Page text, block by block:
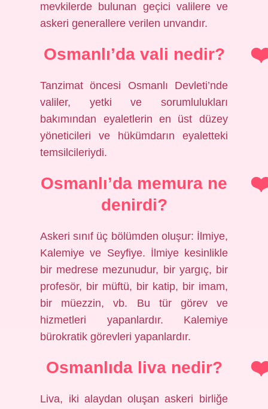
mevkilerde bulunan geçici valilere ve
askeri generallere verilen unvandır.
Osmanlı’da vali nedir?
Tanzimat öncesi Osmanlı Devleti’nde
valiler, yetki ve sorumlulukları
bakımından eyaletlerin en üst düzey
yöneticileri ve hükümdarın eyaletteki
temsilcileriydi.
Osmanlı’da memura ne
denirdi?
Askeri sınıf üç bölümden oluşur: İlmiye,
Kalemiye ve Seyfiye. İlmiye kesinlikle
bir medrese mezunudur, bir yargıç, bir
profesör, bir müftü, bir katip, bir imam,
bir müezzin, vb. Bu tür görev ve
hizmetleri yapanlardır. Kalemiye
bürokratik görevleri yapanlardır.
Osmanlıda liva nedir?
Liva, iki alaydan oluşan askeri birliğe